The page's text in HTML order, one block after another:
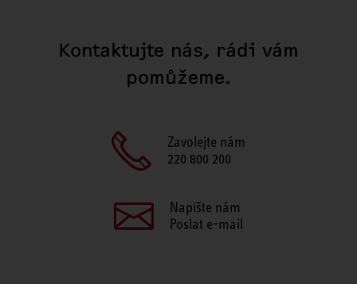
Kontaktujte nás, rádi vám
pomůžeme.
Zavolejte nám
220 800 200
Napište nám
Poslat e-mail